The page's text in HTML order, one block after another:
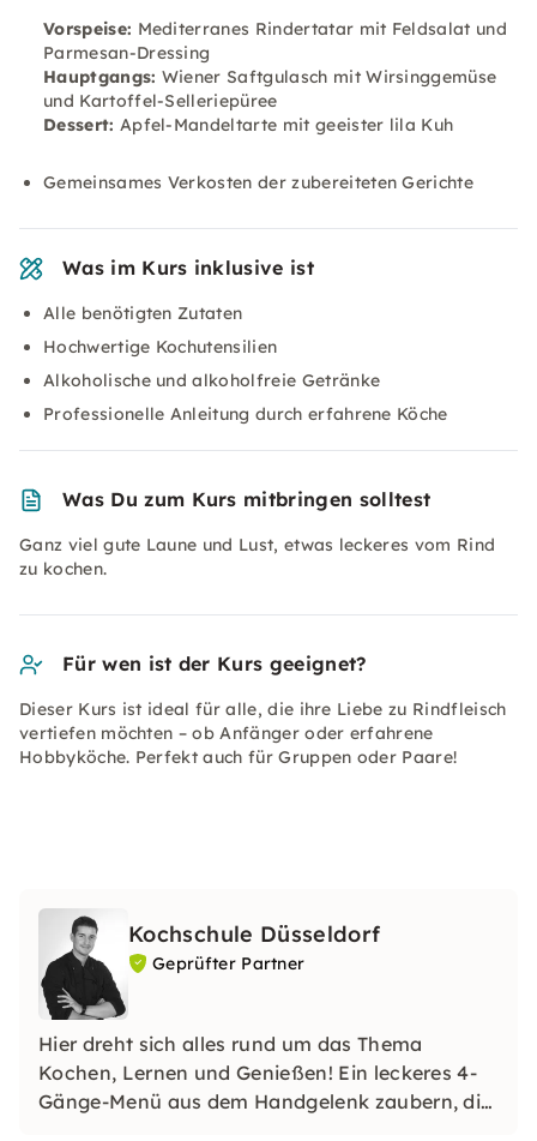
Vorspeise: Mediterranes Rindertatar mit Feldsalat und
Parmesan-Dressing
Hauptgangs: Wiener Saftgulasch mit Wirsinggemüse
und Kartoffel-Selleriepüree
Dessert: Apfel-Mandeltarte mit geeister lila Kuh
Gemeinsames Verkosten der zubereiteten Gerichte
Was im Kurs inklusive ist
Alle benötigten Zutaten
Hochwertige Kochutensilien
Alkoholische und alkoholfreie Getränke
Professionelle Anleitung durch erfahrene Köche
Was Du zum Kurs mitbringen solltest
Ganz viel gute Laune und Lust, etwas leckeres vom Rind
zu kochen.
Für wen ist der Kurs geeignet?
Dieser Kurs ist ideal für alle, die ihre Liebe zu Rindfleisch
vertiefen möchten – ob Anfänger oder erfahrene
Hobbyköche. Perfekt auch für Gruppen oder Paare!
Kochschule Düsseldorf
Geprüfter Partner
Hier dreht sich alles rund um das Thema
Kochen, Lernen und Genießen! Ein leckeres 4-
Gänge-Menü aus dem Handgelenk zaubern, die